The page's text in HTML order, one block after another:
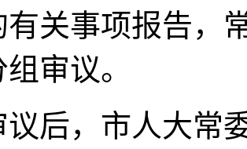
有关事项报告，
审议。
议后，市人大常